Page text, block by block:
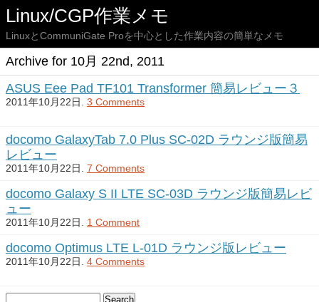
Linux/CGP作業メモ
LinuxとCommuniGate Proを中心とした作業内容の簡単なメモ
Archive for 10月 22nd, 2011
ASUS Eee Pad TF101 Transformer 簡易レビュー３
2011年10月22日. 3 Comments
docomo GalaxyTab 7.0 Plus SC-02D ラウンジ版簡易
レビュー
2011年10月22日. 7 Comments
docomo Galaxy S II LTE SC-03D ラウンジ版簡易レビ
ュー
2011年10月22日. 1 Comment
docomo Optimus LTE L-01D ラウンジ版レビュー
2011年10月22日. 4 Comments